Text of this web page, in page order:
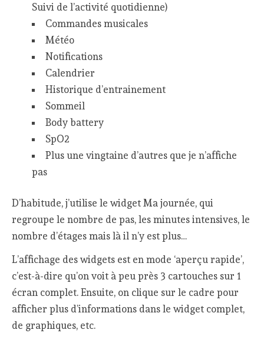
Suivi de l’activité quotidienne)
Commandes musicales
Météo
Notifications
Calendrier
Historique d’entrainement
Sommeil
Body battery
SpO2
Plus une vingtaine d’autres que je n’affiche
pas
D’habitude, j’utilise le widget Ma journée, qui
regroupe le nombre de pas, les minutes intensives, le
nombre d’étages mais là il n’y est plus…
L’affichage des widgets est en mode ‘aperçu rapide’,
c’est-à-dire qu’on voit à peu près 3 cartouches sur 1
écran complet. Ensuite, on clique sur le cadre pour
afficher plus d’informations dans le widget complet,
de graphiques, etc.